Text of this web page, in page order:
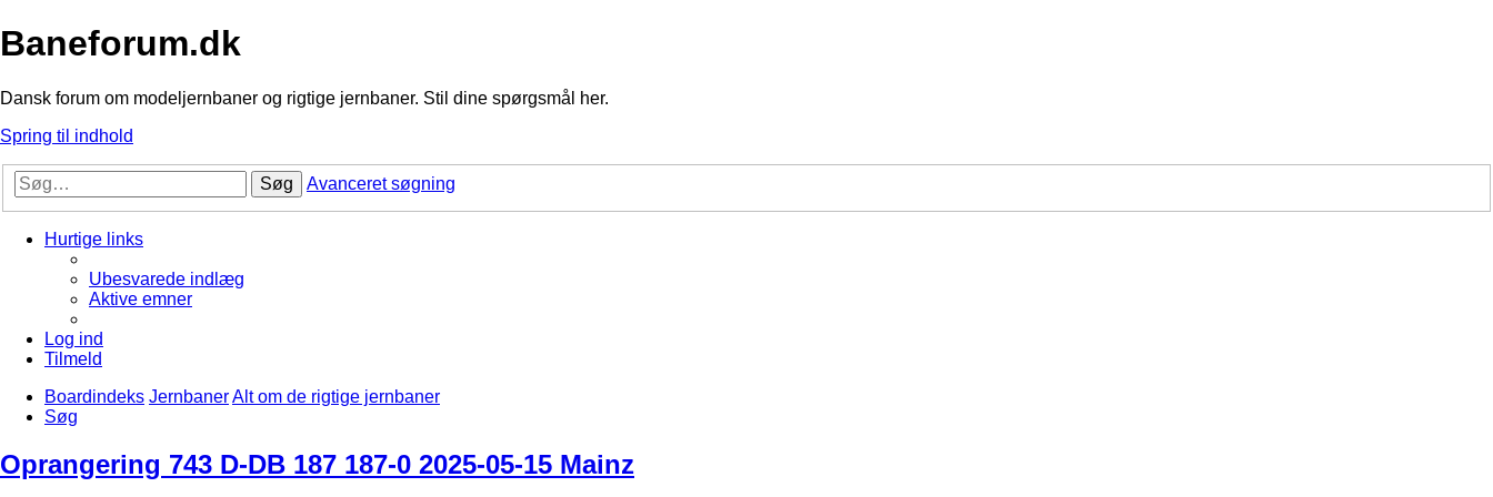
Baneforum.dk
Dansk forum om modeljernbaner og rigtige jernbaner. Stil dine spørgsmål her.
Spring til indhold
Søg Avanceret søgning
Hurtige links
Ubesvarede indlæg
Aktive emner
Log ind
Tilmeld
Boardindeks JernbanerAlt om de rigtige jernbaner
Søg
Oprangering 743 D-DB 187 187-0 2025-05-15 Mainz